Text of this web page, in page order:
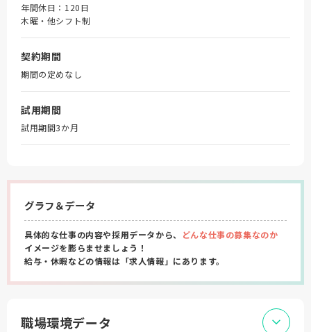
年間休日：120日
木曜・他シフト制
契約期間
期間の定めなし
試用期間
試用期間3か月
グラフ＆データ
具体的な仕事の内容や採用データから、
どんな仕事の募集なのか
イメージを膨らませましょう！
給与・休暇などの情報は「求人情報」にあります。
職場環境データ